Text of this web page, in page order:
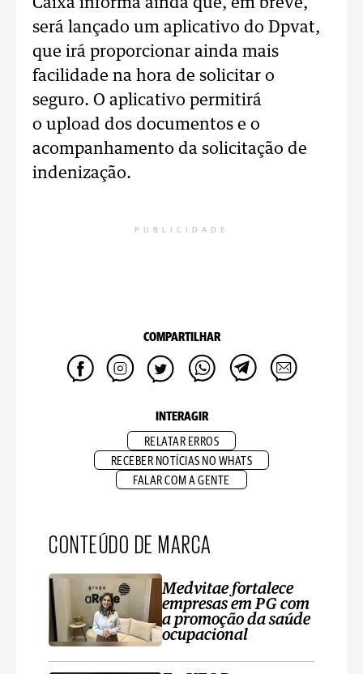
Caixa informa ainda que, em breve,
será lançado um aplicativo do Dpvat,
que irá proporcionar ainda mais
facilidade na hora de solicitar o
seguro. O aplicativo permitirá
o upload dos documentos e o
acompanhamento da solicitação de
indenização.
PUBLICIDADE
COMPARTILHAR
INTERAGIR
RELATAR ERROS
RECEBER NOTÍCIAS NO WHATS
FALAR COM A GENTE
CONTEÚDO DE MARCA
Medvitae fortalece
empresas em PG com
a promoção da saúde
ocupacional